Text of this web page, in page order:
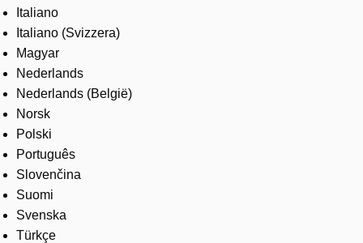
Italiano
Italiano (Svizzera)
Magyar
Nederlands
Nederlands (België)
Norsk
Polski
Português
Slovenčina
Suomi
Svenska
Türkçe